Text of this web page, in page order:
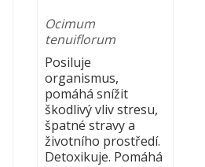
Ocimum
tenuiflorum
Posiluje
organismus,
pomáhá snížit
škodlivý vliv stresu,
špatné stravy a
životního prostředí.
Detoxikuje. Pomáhá